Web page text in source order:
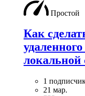
Простой
Как
локальной
1
21 мар.